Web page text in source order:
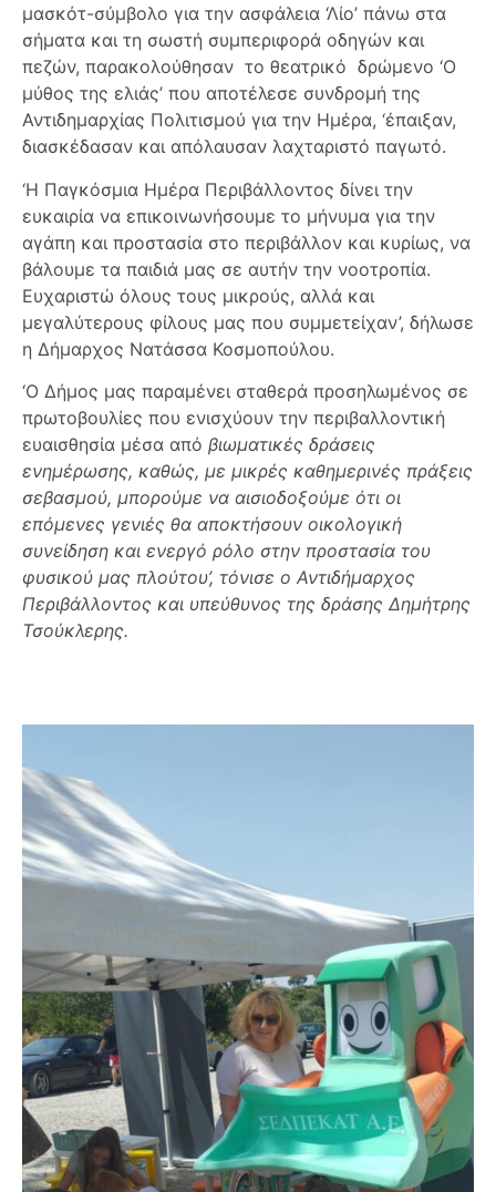
μασκότ-σύμβολο για την ασφάλεια ‘Λίο’ πάνω στα
σήματα και τη σωστή συμπεριφορά οδηγών και
πεζών, παρακολούθησαν το θεατρικό δρώμενο ‘Ο
μύθος της ελιάς’ που αποτέλεσε συνδρομή της
Αντιδημαρχίας Πολιτισμού για την Ημέρα, ‘έπαιξαν,
διασκέδασαν και απόλαυσαν λαχταριστό παγωτό.
‘Η Παγκόσμια Ημέρα Περιβάλλοντος δίνει την
ευκαιρία να επικοινωνήσουμε το μήνυμα για την
αγάπη και προστασία στο περιβάλλον και κυρίως, να
βάλουμε τα παιδιά μας σε αυτήν την νοοτροπία.
Ευχαριστώ όλους τους μικρούς, αλλά και
μεγαλύτερους φίλους μας που συμμετείχαν’, δήλωσε
η Δήμαρχος Νατάσσα Κοσμοπούλου.
‘Ο Δήμος μας παραμένει σταθερά προσηλωμένος σε
πρωτοβουλίες που ενισχύουν την περιβαλλοντική
ευαισθησία μέσα από βιωματικές δράσεις
ενημέρωσης, καθώς, με μικρές καθημερινές πράξεις
σεβασμού, μπορούμε να αισιοδοξούμε ότι οι
επόμενες γενιές θα αποκτήσουν οικολογική
συνείδηση και ενεργό ρόλο στην προστασία του
φυσικού μας πλούτου’, τόνισε ο Αντιδήμαρχος
Περιβάλλοντος και υπεύθυνος της δράσης Δημήτρης
Τσούκλερης.